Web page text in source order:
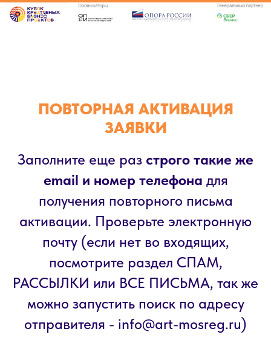
ПОВТОРНАЯ АКТИВАЦИЯ
ЗАЯВКИ
Заполните еще раз строго такие же
email и номер телефона для
получения повторного письма
активации. Проверьте электронную
почту (если нет во входящих,
посмотрите раздел СПАМ,
РАССЫЛКИ или ВСЕ ПИСЬМА, так же
можно запустить поиск по адресу
отправителя - info@art-mosreg.ru)